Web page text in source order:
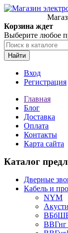
Корзина ждет
Выберите любое
Найти
Вход
Регистрация
Главная
Блог
Доставка
Оплата
Контакты
Карта сайта
Каталог
Дверные
Кабель и
NYM
ВВГнг